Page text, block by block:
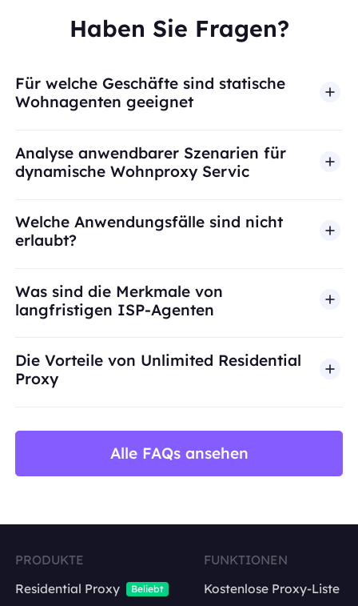
Haben Sie Fragen?
Für welche Geschäfte sind statische
Wohnagenten geeignet
Analyse anwendbarer Szenarien für
dynamische Wohnproxy Servic
Welche Anwendungsfälle sind nicht
erlaubt?
BestProxy unterstützt keinen Betrug, Spam,
Was sind die Merkmale von
langfristigen ISP-Agenten
Die Vorteile von Unlimited Residential
Proxy
Alle FAQs ansehen
PRODUKTE
Residential Proxy
Beliebt
FUNKTIONEN
Kostenlose Proxy-Liste